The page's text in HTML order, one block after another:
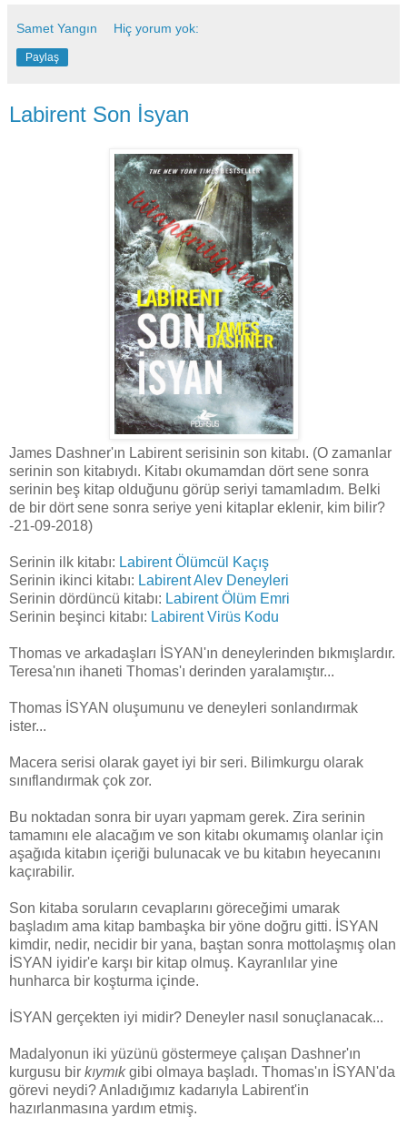
Samet Yangın Hiç yorum yok:
Paylaş
Labirent Son İsyan
James Dashner'ın Labirent serisinin son kitabı. (O zamanlar
serinin son kitabıydı. Kitabı okumamdan dört sene sonra
serinin beş kitap olduğunu görüp seriyi tamamladım. Belki
de bir dört sene sonra seriye yeni kitaplar eklenir, kim bilir?
-21-09-2018)
Serinin ilk kitabı: Labirent Ölümcül Kaçış
Serinin ikinci kitabı: Labirent Alev Deneyleri
Serinin dördüncü kitabı: Labirent Ölüm Emri
Serinin beşinci kitabı: Labirent Virüs Kodu
Thomas ve arkadaşları İSYAN'ın deneylerinden bıkmışlardır.
Teresa'nın ihaneti Thomas'ı derinden yaralamıştır...
Thomas İSYAN oluşumunu ve deneyleri sonlandırmak
ister...
Macera serisi olarak gayet iyi bir seri. Bilimkurgu olarak
sınıflandırmak çok zor.
Bu noktadan sonra bir uyarı yapmam gerek. Zira serinin
tamamını ele alacağım ve son kitabı okumamış olanlar için
aşağıda kitabın içeriği bulunacak ve bu kitabın heyecanını
kaçırabilir.
Son kitaba soruların cevaplarını göreceğimi umarak
başladım ama kitap bambaşka bir yöne doğru gitti. İSYAN
kimdir, nedir, necidir bir yana, baştan sonra mottolaşmış olan
İSYAN iyidir'e karşı bir kitap olmuş. Kayranlılar yine
hunharca bir koşturma içinde.
İSYAN gerçekten iyi midir? Deneyler nasıl sonuçlanacak...
Madalyonun iki yüzünü göstermeye çalışan Dashner'ın
kurgusu bir kıymıkgibi olmaya başladı. Thomas'ın İSYAN'da
görevi neydi? Anladığımız kadarıyla Labirent'in
hazırlanmasına yardım etmiş.